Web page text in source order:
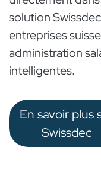
solution
entreprises
administration
intelligentes.
En savoir plus
Swissdec